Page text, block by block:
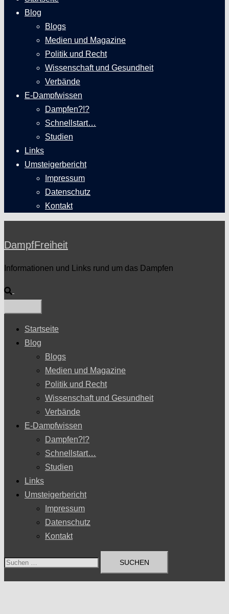
Blog
Blogs
Medien und Magazine
Politik und Recht
Wissenschaft und Gesundheit
Verbände
E-Dampfwissen
Dampfen?!?
Schnellstart…
Studien
Links
Umsteigerbericht
Impressum
Datenschutz
Kontakt
DampfFreiheit
Informationen und Links rund um das Dampfen
Suche
Startseite
Blog
Blogs
Medien und Magazine
Politik und Recht
Wissenschaft und Gesundheit
Verbände
E-Dampfwissen
Dampfen?!?
Schnellstart…
Studien
Links
Umsteigerbericht
Impressum
Datenschutz
Kontakt
Suchen